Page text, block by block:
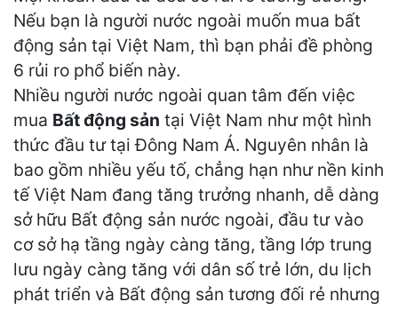
Nếu bạn là người nước ngoài muốn mua bất
động sản tại Việt Nam, thì bạn phải đề phòng
6 rủi ro phổ biến này.
Nhiều người nước ngoài quan tâm đến việc
mua Bất động sản tại Việt Nam như một hình
thức đầu tư tại Đông Nam Á. Nguyên nhân là
bao gồm nhiều yếu tố, chẳng hạn như nền kinh
tế Việt Nam đang tăng trưởng nhanh, dễ dàng
sở hữu Bất động sản nước ngoài, đầu tư vào
cơ sở hạ tầng ngày càng tăng, tầng lớp trung
lưu ngày càng tăng với dân số trẻ lớn, du lịch
phát triển và Bất động sản tương đối rẻ nhưng